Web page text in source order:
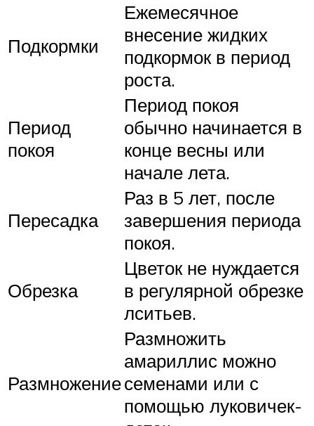
Подкормки
Ежемесячное
внесение жидких
подкормок в период
роста.
Период
покоя
Период покоя
обычно начинается в
конце весны или
начале лета.
Пересадка
Раз в 5 лет, после
завершения периода
покоя.
Обрезка
Цветок не нуждается
в регулярной обрезке
лситьев.
Размножение
Размножить
амариллис можно
семенами или с
помощью луковичек-